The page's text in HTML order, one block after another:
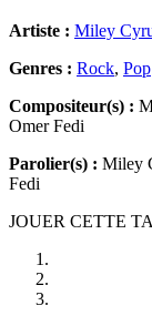
Artiste : Miley
Genres : Rock, Pop
Compositeur(s) :
Omer Fedi
Parolier(s) : Miley
Fedi
JOUER CETTE